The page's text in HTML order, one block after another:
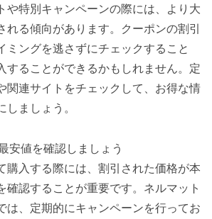
や特別キャンペーンの際には、より大
れる傾向があります。クーポンの割引
ミングを逃さずにチェックすること
することができるかもしれません。定
関連サイトをチェックして、お得な情
ましょう。
安値を確認しましょう
購入する際には、割引された価格が本
確認することが重要です。ネルマット
は、定期的にキャンペーンを行ってお